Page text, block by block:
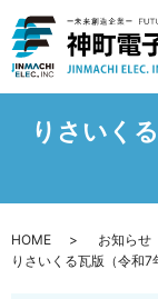
りさいく
HOME
お知らせ
りさいくる瓦版（令和